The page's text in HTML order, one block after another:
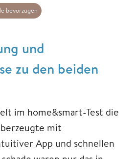
bevorzugen
und
zu den beiden
im home&smart-Test die
mit
App und schnellen